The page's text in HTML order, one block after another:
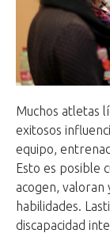
Muchos atletas
exitosos
equipo,
Esto es posible
acogen, valoran
habilidades.
discapacidad